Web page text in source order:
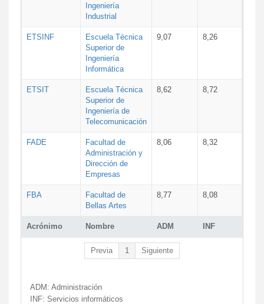
Acrónimo Nombre ADM INF
Ingeniería
Industrial
ETSINF
Escuela Técnica
Superior de
Ingeniería
Informática
9,07 8,26
ETSIT
Escuela Técnica
Superior de
Ingeniería de
Telecomunicación
8,62 8,72
FADE
Facultad de
Administración y
Dirección de
Empresas
8,06 8,32
FBA
Facultad de
Bellas Artes
8,77 8,08
Previa 1 Siguiente
ADM: Administración
INF: Servicios informáticos